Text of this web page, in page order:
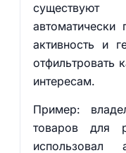
автоматически
активность и
отфильтровать
интересам.
Пример:
товаров для
использовал